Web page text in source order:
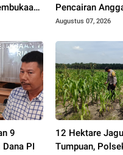
Pencairan
Tanpa Prosedur
Augustus 07, 2026
9
PI
12 Hektare
Tumpuan,